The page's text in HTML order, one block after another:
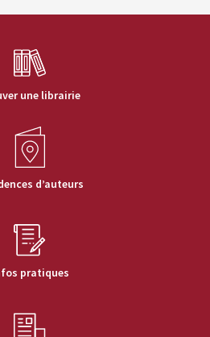
une librairie
d’auteurs
pratiques